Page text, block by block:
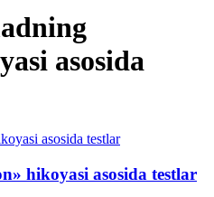
asosida
hikoyasi asosida testlar